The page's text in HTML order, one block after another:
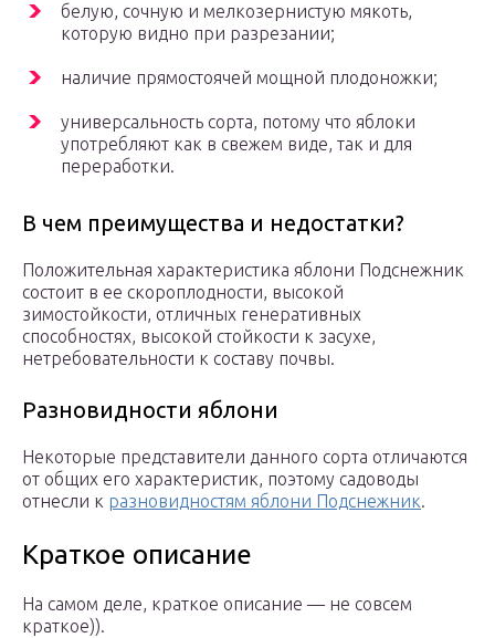
белую, сочную и мелкозернистую мякоть,
которую видно при разрезании;
наличие прямостоячей мощной плодоножки;
универсальность сорта, потому что яблоки
употребляют как в свежем виде, так и для
переработки.
В чем преимущества и недостатки?
Положительная характеристика яблони Подснежник
состоит в ее скороплодности, высокой
зимостойкости, отличных генеративных
способностях, высокой стойкости к засухе,
нетребовательности к составу почвы.
Разновидности яблони
Некоторые представители данного сорта отличаются
от общих его характеристик, поэтому садоводы
отнесли к разновидностям яблони Подснежник.
Краткое описание
На самом деле, краткое описание — не совсем
краткое)).